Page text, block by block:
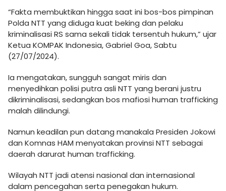
“Fakta membuktikan hingga saat ini bos-bos pimpinan
Polda NTT yang diduga kuat beking dan pelaku
kriminalisasi RS sama sekali tidak tersentuh hukum,” ujar
Ketua KOMPAK Indonesia, Gabriel Goa, Sabtu
(27/07/2024).
Ia mengatakan, sungguh sangat miris dan
menyedihkan polisi putra asli NTT yang berani justru
dikriminalisasi, sedangkan bos mafiosi human trafficking
malah dilindungi.
Namun keadilan pun datang manakala Presiden Jokowi
dan Komnas HAM menyatakan provinsi NTT sebagai
daerah darurat human trafficking.
Wilayah NTT jadi atensi nasional dan internasional
dalam pencegahan serta penegakan hukum.